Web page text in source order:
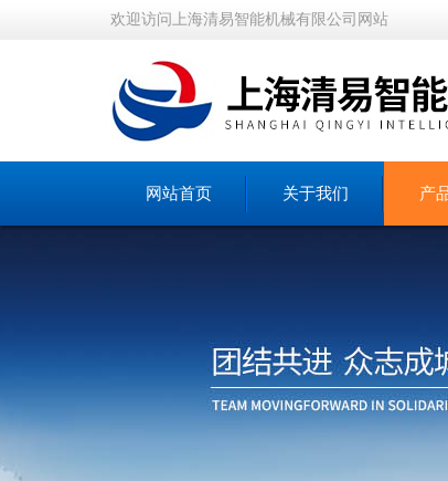
欢迎访问上海清易智能机械有限公司网站
网站首页 关于我们 产